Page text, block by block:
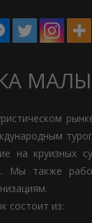
на круизных
Мы также
состоит из: